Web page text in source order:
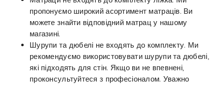
пропонуємо широкий асортимент матраців. Ви
можете знайти відповідний матрац у нашому
магазині.
Шурупи та дюбелі не входять до комплекту. Ми
рекомендуємо використовувати шурупи та дюбелі,
які підходять для стін. Якщо ви не впевнені,
проконсультуйтеся з професіоналом. Уважно